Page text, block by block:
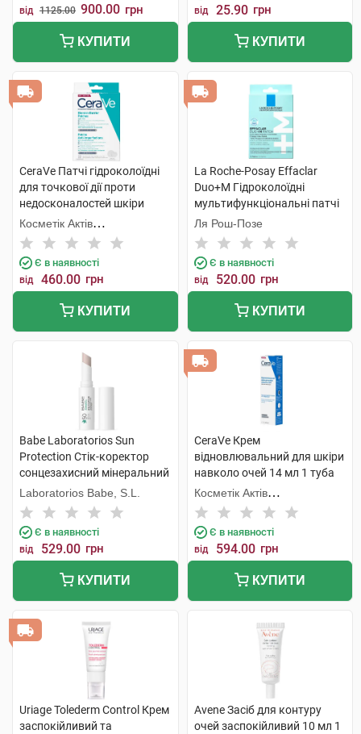
від 1125.00 900.00 грн
КУПИТИ
від 25.90 грн
КУПИТИ
CeraVe Патчі гідроколоїдні
для точкової дії проти
недосконалостей шкіри
обличчя 22 шт
Косметік Актів
Інтернаціональ
Є в наявності
від 460.00 грн
КУПИТИ
La Roche-Posay Effaclar
Duo+M Гідроколоїдні
мультифункціональні патчі
для захисту шкіри обличчя
22 шт
Ля Рош-Позе
Є в наявності
від 520.00 грн
КУПИТИ
Babe Laboratorios Sun
Protection Стік-коректор
сонцезахисний мінеральний
для контуру очей з
фізичними фільтрами SPF50
4 г 1 стік
Laboratorios Babe, S.L.
Є в наявності
від 529.00 грн
КУПИТИ
CeraVe Крем
відновлювальний для шкіри
навколо очей 14 мл 1 туба
Косметік Актів
Інтернаціональ
Є в наявності
від 594.00 грн
КУПИТИ
Uriage Tolederm Control Крем
заспокійливий та
Avene Засіб для контуру
очей заспокійливий 10 мл 1